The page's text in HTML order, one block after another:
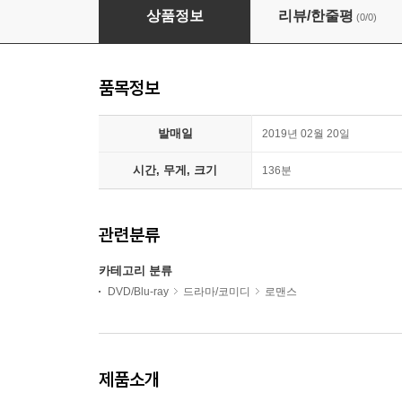
스타 이즈 본 (1Disc 확장판) : 블루레이
상품정보 리뷰/한줄평 (0/0)
품목정보
발매일 2019년 02월 20일
시간, 무게, 크기 136분
관련분류
카테고리 분류
DVD/Blu-ray 드라마/코미디 로맨스
제품소개